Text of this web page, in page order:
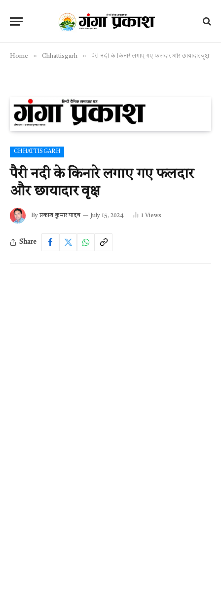
Home » Chhattisgarh » पैरी नदी के किनारे लगाए गए फलदार और छायादार वृक्ष
CHHATTISGARH
पैरी नदी के किनारे लगाए गए फलदार
और छायादार वृक्ष
By प्रकाश कुमार यादव July 15, 2024 1 Views
Share